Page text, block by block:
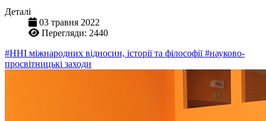
Деталі
03 травня 2022
Перегляди: 2440
#ННІ міжнародних відносин, історії та філософії#науково-
просвітницькі заходи